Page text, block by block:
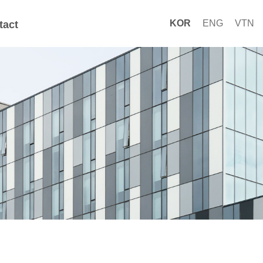
KOR ENG VTN